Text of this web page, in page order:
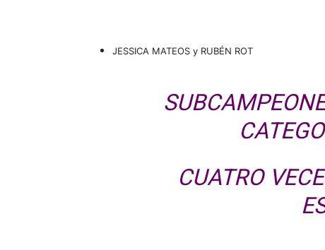
JESSICA MATEOS y RUBÉN ROT
CUATRO